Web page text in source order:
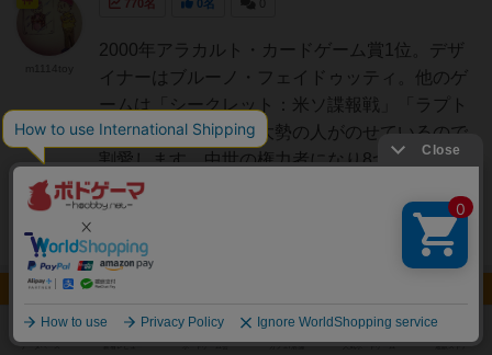
770名 0名
2000年アラカルト・カードゲーム賞1位。デザ
イナーはブルーノ・フェイドゥッティ。他のゲ
ームは「シークレット：米ソ諜報戦」「ラプト
ル」など。ルールは大勢の人がのせているので
割愛します。中世の権力者になり8つの役職の
人を巧みにあやつり町を発展（建物を建てる）
させるゲームです。...
続きを読む（8年以上前）
ルール/インスト 5件
319名 0名 0 充実
神